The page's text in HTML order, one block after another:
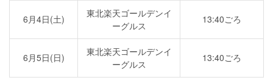
6月4日(土)
東北楽天ゴールデンイ
ーグルス
13:40ごろ
6月5日(日)
東北楽天ゴールデンイ
ーグルス
13:40ごろ